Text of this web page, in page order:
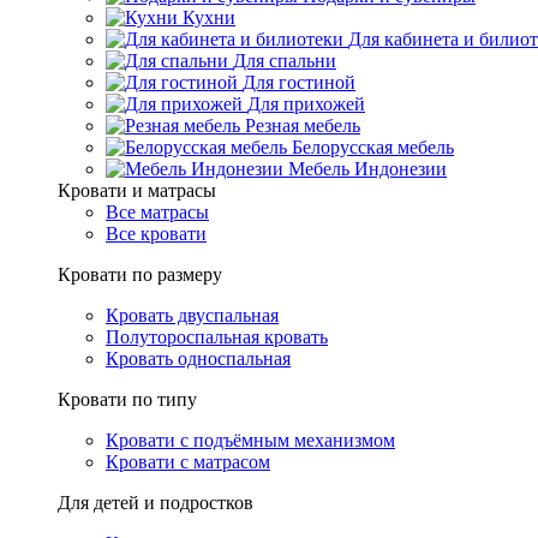
Кухни
Для кабинета и
Для спальни
Для гостиной
Для прихожей
Резная мебель
Белорусская мебель
Мебель Индонезии
Кровати и матрасы
Все матрасы
Все кровати
Кровати по размеру
Кровать двуспальная
Полутороспальная кровать
Кровать односпальная
Кровати по типу
Кровати с подъёмным механизмом
Кровати с матрасом
Для детей и подростков